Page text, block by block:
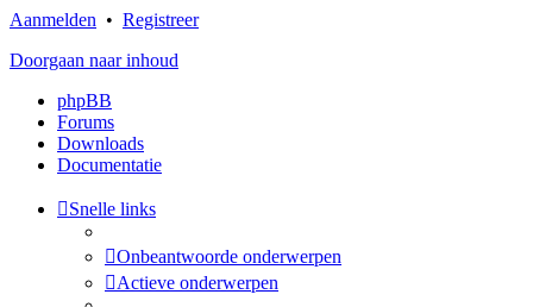
Aanmelden • Registreer
Doorgaan naar inhoud
phpBB
Forums
Downloads
Documentatie
Snelle links
Onbeantwoorde onderwerpen
Actieve onderwerpen